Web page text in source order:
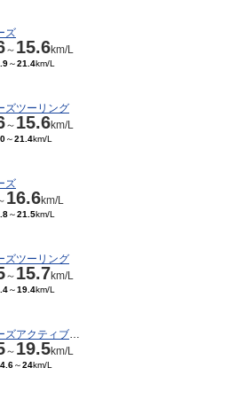
07
ズ
～ 15.6km/L
～21.4km/L
ズツーリング
～ 15.6km/L
～21.4km/L
ズ
16.6km/L
～21.5km/L
ズツーリング
～ 15.7km/L
～19.4km/L
ＢＭＷ 2シリーズアクティブツアラー
～ 19.5km/L
～24km/L